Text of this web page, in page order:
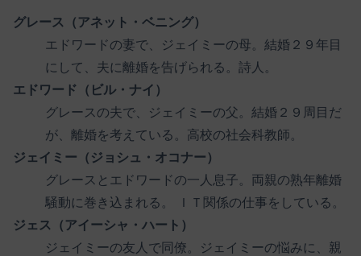
グレース（アネット・ベニング）
エドワードの妻で、ジェイミーの母。結婚２９年目
にして、夫に離婚を告げられる。詩人。
エドワード（ビル・ナイ）
グレースの夫で、ジェイミーの父。結婚２９周目だ
が、離婚を考えている。高校の社会科教師。
ジェイミー（ジョシュ・オコナー）
グレースとエドワードの一人息子。両親の熟年離婚
騒動に巻き込まれる。 ＩＴ関係の仕事をしている。
ジェス（アイーシャ・ハート）
ジェイミーの友人で同僚。ジェイミーの悩みに、親